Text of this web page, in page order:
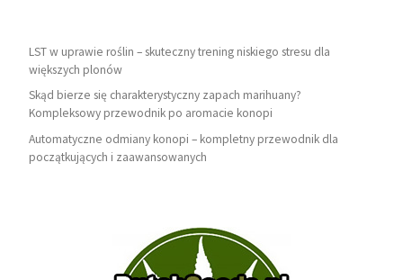
LST w uprawie roślin – skuteczny trening niskiego stresu dla
większych plonów
Skąd bierze się charakterystyczny zapach marihuany?
Kompleksowy przewodnik po aromacie konopi
Automatyczne odmiany konopi – kompletny przewodnik dla
początkujących i zaawansowanych